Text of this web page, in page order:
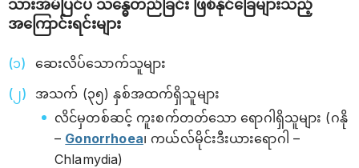
သားအိမ်ပြင်ပ သန္ဓေတည်ခြင်း ဖြစ်နိုင်ခြေများသည့်
အကြောင်းရင်းများ
ဆေးလိပ်သောက်သူများ
အသက် (၃၅) နှစ်အထက်ရှိသူများ
လိင်မှတစ်ဆင့် ကူးစက်တတ်သော ရောဂါရှိသူများ (ဂနို
– Gonorrhoea၊ ကယ်လ်မိုင်းဒီးယားရောဂါ –
Chlamydia)